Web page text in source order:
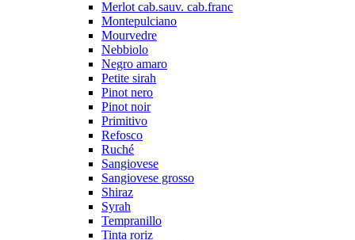
Merlot cab.sauv. cab.franc
Montepulciano
Mourvedre
Nebbiolo
Negro amaro
Petite sirah
Pinot nero
Pinot noir
Primitivo
Refosco
Ruché
Sangiovese
Sangiovese grosso
Shiraz
Syrah
Tempranillo
Tinta roriz